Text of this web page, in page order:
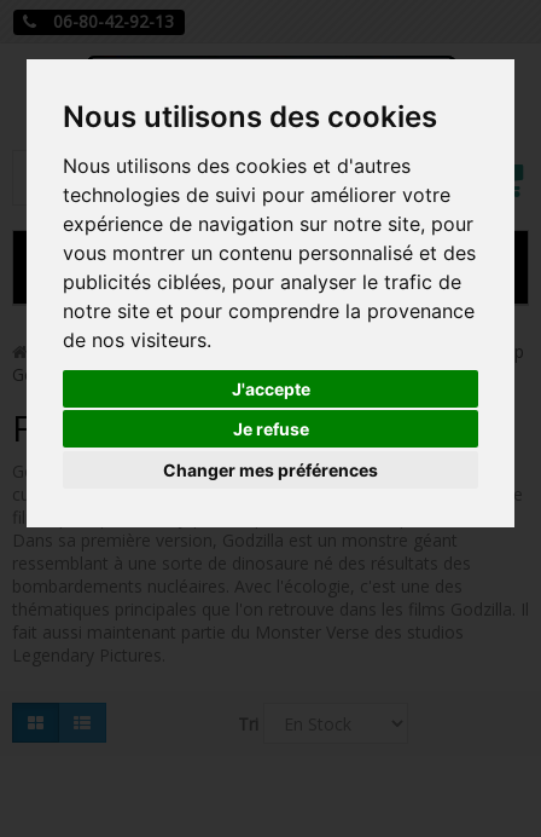
Nous utilisons des cookies
Nous utilisons des cookies et d'autres
technologies de suivi pour améliorer votre
expérience de navigation sur notre site, pour
vous montrer un contenu personnalisé et des
publicités ciblées, pour analyser le trafic de
notre site et pour comprendre la provenance
de nos visiteurs.
J'accepte
Je refuse
Changer mes préférences
06-80-42-92-13
Rechercher
Mon
MENU
CARTE A JOUER
PRÉCOMMANDE FIGURINES POP
FIGURINES POP MANGA
FIGURINES POP DISNEY
FIGURINES POP MARVEL
FIGURINES POP MUSIQUE
FIGURINES POP SÉRIE TV
FIGURINES POP AUTRES FILMS
FIGURINES POP SPORTS
Funko Pop! > Figurines Pop Autres Films
Figurines Pop
Godzilla
Figurines Pop Godzilla
Godzilla est un célèbre monstre de cinéma et un personnage
culte de la culture japonaise que l'on retrouve dans plus de trente
films, principalement japonais, puis américains, à partir de 1954.
Dans sa première version, Godzilla est un monstre géant
ressemblant à une sorte de dinosaure né des résultats des
bombardements nucléaires. Avec l'écologie, c'est une des
thématiques principales que l'on retrouve dans les films Godzilla. Il
fait aussi maintenant partie du Monster Verse des studios
Legendary Pictures.